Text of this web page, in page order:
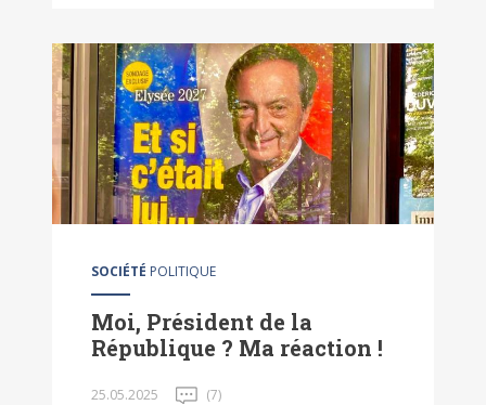
SOCIÉTÉ POLITIQUE
Moi, Président de la
République ? Ma réaction !
25.05.2025 (7)